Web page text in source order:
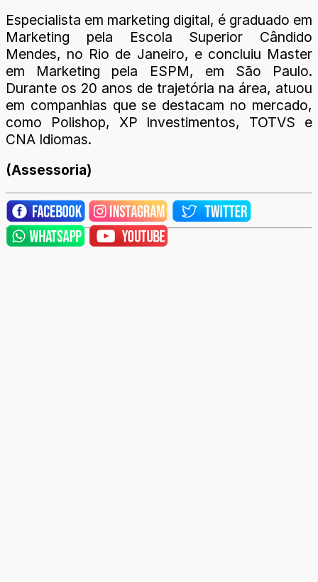
Especialista em marketing digital, é graduado em
Marketing pela Escola Superior Cândido
Mendes, no Rio de Janeiro, e concluiu Master
em Marketing pela ESPM, em São Paulo.
Durante os 20 anos de trajetória na área, atuou
em companhias que se destacam no mercado,
como Polishop, XP Investimentos, TOTVS e
CNA Idiomas.
(Assessoria)